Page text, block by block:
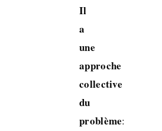
Il
a
une
approche
collective
du
problème: